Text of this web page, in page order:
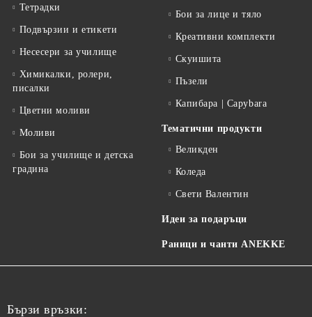
Тетрадки
Подвързии и етикети
Несесери за училище
Химикалки, ролери,
писалки
Цветни моливи
Моливи
Бои за училище и детска
градина
Бои за лице и тяло
Креативни комплекти
Скуишита
Пъзели
Капибара | Capybara
Тематични продукти
Великден
Коледа
Свети Валентин
Идеи за подаръци
Раници и чанти ANEKKE
Бързи връзки: